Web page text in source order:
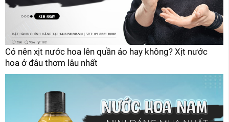
Có nên xịt nước hoa lên quần áo hay không? Xịt nước
hoa ở đâu thơm lâu nhất